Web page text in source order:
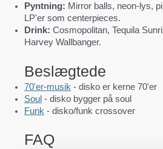
Pyntning: Mirror balls, neon-lys,
LP'er som centerpieces.
Drink: Cosmopolitan, Tequila
Harvey Wallbanger.
Beslægtede
70'er-musik - disko er kerne 70'er
Soul - disko bygger på soul
Funk - disko/funk crossover
FAQ